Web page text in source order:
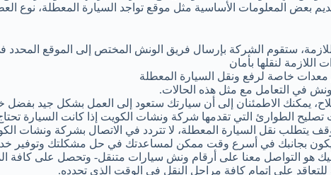
بعض المعلومات الأساسية مثل موقع تواجد السيارة المعطلة، نوع
ستقوم الشركة بإرسال فريق الونش المختص إلى الموقع
اللازمة لنقلها بأمان
خاصة لرفع ونقل السيارة المعطلة
في التعامل مع مثل هذه الحالات.
يمكنك الاطمئنان إلى أن سيارتك ستعود إلى العمل بشكل جيد بفضل
تصليح الطوارئ التي تقدمها شركة ونشات الكويت إذا كانت السيارة
يتطلب نقل السيارة المعطلة، لا تتردد في الاتصال بشركة ونشات
بجانبك في أسرع وقت ممكن لمساعدتك في حل مشكلتك وتوفير
هو التواصل معنا على أرقام ونش سيارات متنقل- وتحصل على كافة
على إتمام كافة مراحل النقل في الوقت الذي تحدده.